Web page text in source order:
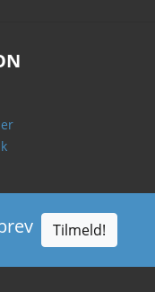
Tilmeld!